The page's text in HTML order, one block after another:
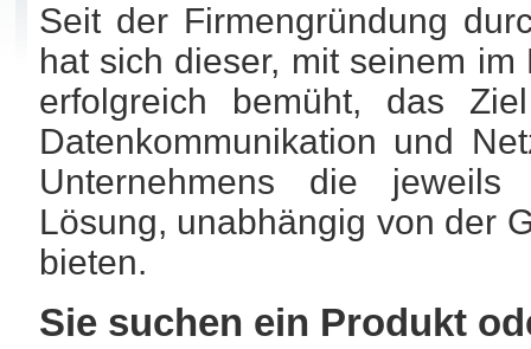
Seit der Firmengründung
hat sich dieser, mit seinem
erfolgreich bemüht, das
Datenkommunikation und
Unternehmens die jeweils
Lösung, unabhängig von der
bieten.
Sie suchen ein Produkt